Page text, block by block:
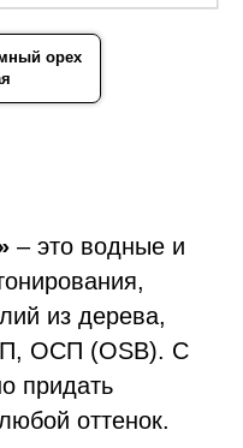
орех
– это водные и
из дерева,
ОСП (OSB). С
придать
оттенок.